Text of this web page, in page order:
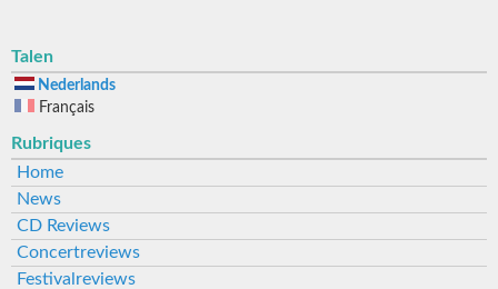
Talen
Nederlands
Français
Rubriques
Home
News
CD Reviews
Concertreviews
Festivalreviews